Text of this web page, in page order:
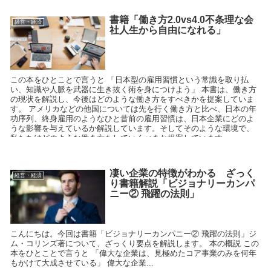
経営・経済
書籍「働き方2.0vs4.0不条理な会
社人生から自由になれる」
この本をひとことで言うと 「日本型の雇用習慣という常識を取り払
い、知識や人脈を武器に生き抜く術を身につけよう」 本書は、働き方
の現状を解説し、今後はどのような働き方をすべきかを提案していま
す。 アメリカなどの他国については先を行く働き方と比べ、日本の年
功序列、終身雇用のようなひと昔前の雇用習慣は、日本企業にどのよ
うな影響を与えているか解説しています。そしてそのような環境で、
私たちはどのような働き方をしていくべきか提案しています。
経営・経済
凄い企業の特徴がわかる ざっく
り書籍解説「ビジョナリーカンパ
ニー② 飛躍の法則」
こんにちは。今回は書籍「ビジョナリーカンパニー② 飛躍の法則」ジ
ム・コリンズ著について、ざっくり要点を解説します。 本の概説 この
本をひとことで言うと 「偉大な企業は、見極めたコア事業のみを何年
もかけて大成させている」 偉大な企業...